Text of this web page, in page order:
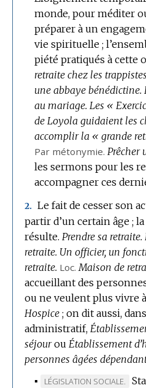
DOMAINE
:
monde, pour méditer
préparer à un
vie spirituelle ;
piété pratiqués à cette
retraite chez les
une abbaye bénédictine.
au mariage. Les «
de Loyola guidaient les
accomplir la « grande
Par métonymie. Prêcher
les sermons pour les
accompagner ces
2. Le fait de cesser son
partir d’un certain âge ;
résulte. Prendre sa retraite.
retraite. Un officier, un
retraite. Loc. Maison de
accueillant des
ou ne veulent plus vivre
Hospice; on dit aussi,
administratif,
séjourou Établissement
personnes âgées
▪
MARQUE
LÉGISLATION SOCIALE.